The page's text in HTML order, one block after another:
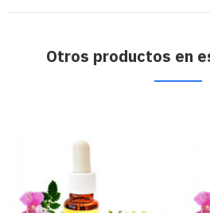
Otros productos en